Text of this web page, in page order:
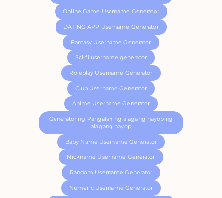
Online Game Username Generator
DATING APP Username Generator
Fantasy Username Generator
Sci-fi username generator
Roleplay Username Generator
Club Username Generator
Anime Username Generator
Generator ng Pangalan ng alagang hayop ng
alagang hayop
Baby Name Username Generator
Nickname Username Generator
Random Username Generator
Numeric Username Generator